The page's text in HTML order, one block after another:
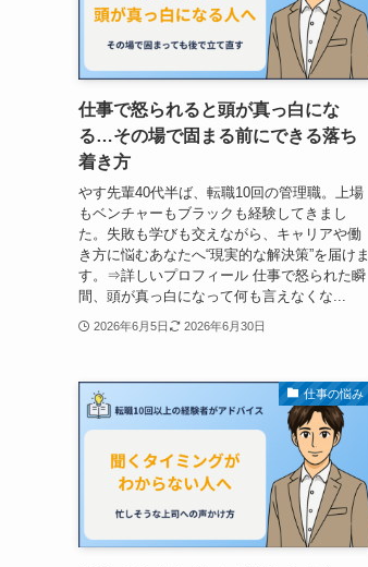
仕事で怒られると頭が真っ白にな
る…その場で固まる前にできる落ち
着き方
やす先輩40代半ば、転職10回の管理職。上場
もベンチャーもブラックも経験してきまし
た。失敗も学びも交えながら、キャリアや働
き方に悩むあなたへ“現実的な解決策”を届けま
す。⇒詳しいプロフィール 仕事で怒られた瞬
間、頭が真っ白になって何も言えなくな...
2026年6月5日 2026年6月30日
仕事の悩み